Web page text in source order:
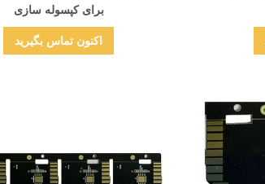
برای کپسوله سازی
اکنون تماس بگیرید